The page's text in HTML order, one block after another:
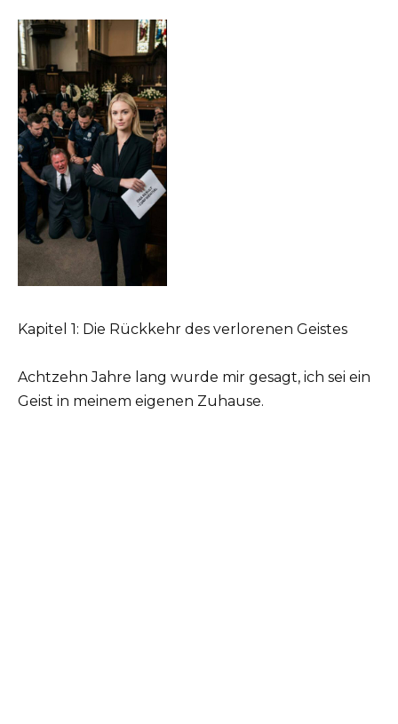
Kapitel 1: Die Rückkehr des verlorenen Geistes
Achtzehn Jahre lang wurde mir gesagt, ich sei ein
Geist in meinem eigenen Zuhause.